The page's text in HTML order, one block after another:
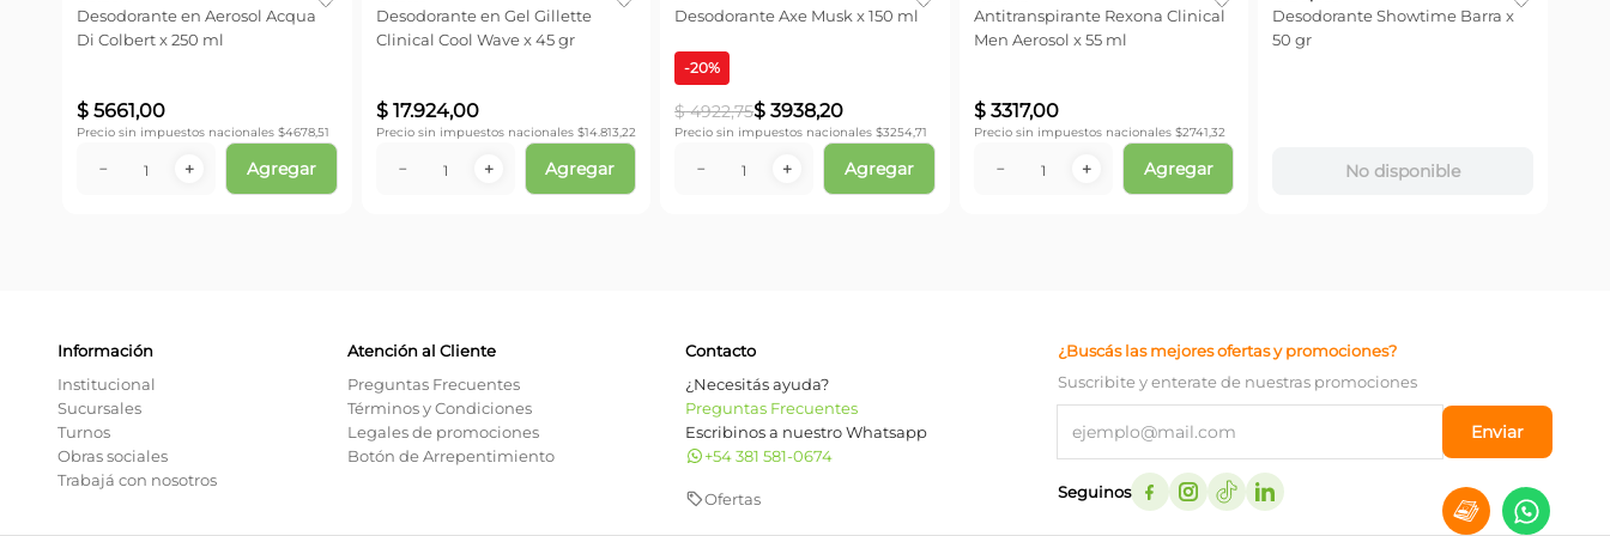
Desodorante en Aerosol Acqua
Di Colbert x 250 ml
$ 5661,00
Precio sin impuestos nacionales $4678,51
＋
－ Agregar
Desodorante en Gel Gillette
Clinical Cool Wave x 45 gr
$ 17.924,00
Precio sin impuestos nacionales $14.813,22
＋
－ Agregar
Desodorante Axe Musk x 150 ml
-20%
$ 4922,75$ 3938,20
Precio sin impuestos nacionales $3254,71
＋
－ Agregar
Antitranspirante Rexona Clinical
Men Aerosol x 55 ml
$ 3317,00
Precio sin impuestos nacionales $2741,32
＋
－ Agregar
Desodorante Showtime Barra x
50 gr
No disponible
Información
Institucional
Sucursales
Turnos
Obras sociales
Trabajá con nosotros
Atención al Cliente
Preguntas Frecuentes
Términos y Condiciones
Legales de promociones
Botón de Arrepentimiento
Contacto
¿Necesitás ayuda?
Preguntas Frecuentes
Escribinos a nuestro Whatsapp
+54 381 581-0674
Ofertas
¿Buscás las mejores ofertas y promociones?
Suscribite y enterate de nuestras promociones
Enviar
Seguinos